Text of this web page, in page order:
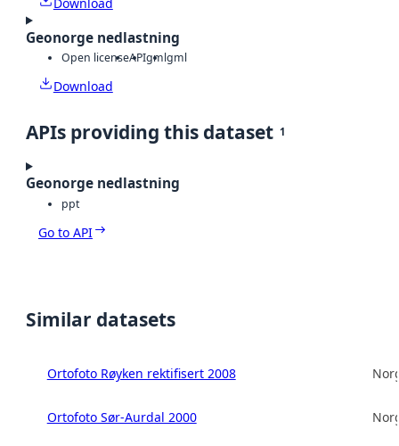
Geonorge nedlastning
Open licenseAPIgmlgml
Download
APIs providing this dataset 1
Geonorge nedlastning
ppt
Go to API
Similar datasets
Ortofoto Røyken rektifisert 2008
Ortofoto Sør-Aurdal 2000